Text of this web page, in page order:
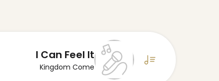
I Can Feel It
Kingdom Come